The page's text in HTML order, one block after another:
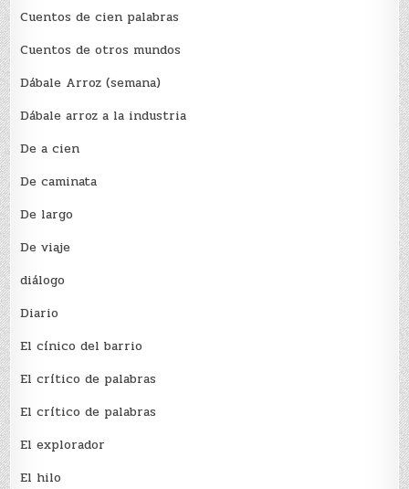
Cuentos de cien palabras
Cuentos de otros mundos
Dábale Arroz (semana)
Dábale arroz a la industria
De a cien
De caminata
De largo
De viaje
diálogo
Diario
El cínico del barrio
El crí­tico de palabras
El crí­tico de palabras
El explorador
El hilo